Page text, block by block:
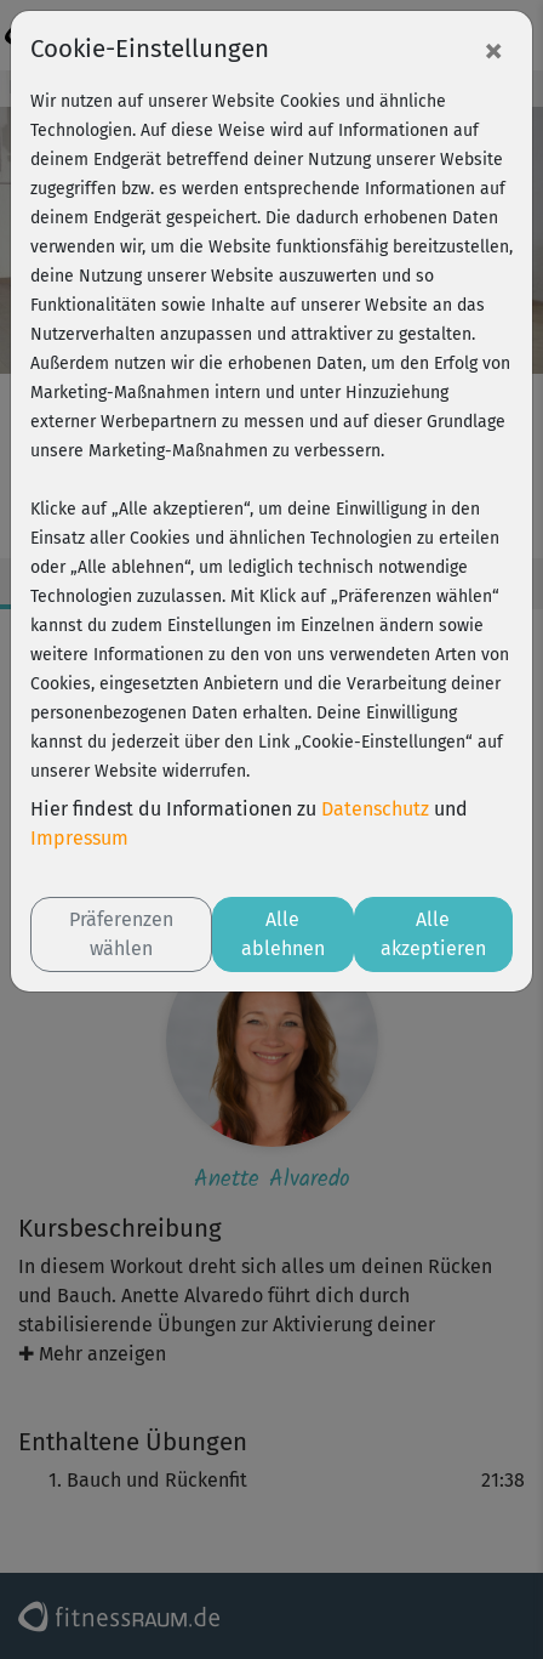
Play
Video
Kursvorschau - Jetzt mitmachen!
Gesund in Bewegung 2 - Bauch und
Rückenfit
Kursbeschreibung
In diesem Workout dreht sich alles um deinen Rücken
und Bauch. Anette Alvaredo führt dich durch
stabilisierende Übungen zur Aktivierung deiner
Muskulatur sowie zur Dehnung deines unteren Rückens.
Anstrengung.
✚ Mehr anzeigen
Enthaltene Übungen
Bauch und Rückenfit 21:38
Workout-Facts
mittelschwer
22 Min
86 kcal
Matte, Stab /Nudelholz
Gesund in Bewegung 2
Anette Alvaredo
Cookie-Einstellungen ×
Wir nutzen auf unserer Website Cookies und ähnliche
Technologien. Auf diese Weise wird auf Informationen auf
deinem Endgerät betreffend deiner Nutzung unserer Website
zugegriffen bzw. es werden entsprechende Informationen auf
deinem Endgerät gespeichert. Die dadurch erhobenen Daten
verwenden wir, um die Website funktionsfähig bereitzustellen,
deine Nutzung unserer Website auszuwerten und so
Funktionalitäten sowie Inhalte auf unserer Website an das
Nutzerverhalten anzupassen und attraktiver zu gestalten.
Außerdem nutzen wir die erhobenen Daten, um den Erfolg von
Marketing-Maßnahmen intern und unter Hinzuziehung
externer Werbepartnern zu messen und auf dieser Grundlage
unsere Marketing-Maßnahmen zu verbessern.
Klicke auf „Alle akzeptieren“, um deine Einwilligung in den
Einsatz aller Cookies und ähnlichen Technologien zu erteilen
oder „Alle ablehnen“, um lediglich technisch notwendige
Technologien zuzulassen. Mit Klick auf „Präferenzen wählen“
kannst du zudem Einstellungen im Einzelnen ändern sowie
weitere Informationen zu den von uns verwendeten Arten von
Cookies, eingesetzten Anbietern und die Verarbeitung deiner
personenbezogenen Daten erhalten. Deine Einwilligung
kannst du jederzeit über den Link „Cookie-Einstellungen“ auf
unserer Website widerrufen.
Hier findest du Informationen zu Datenschutz und
Impressum
Präferenzen
wählen
Alle
ablehnen
Alle
akzeptieren